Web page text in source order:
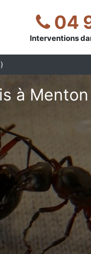
04
Interventions
à Menton